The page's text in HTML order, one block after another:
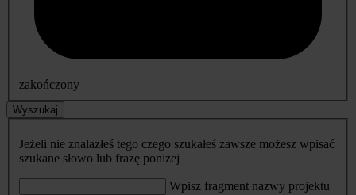
zakończony
Wyszukaj
Jeżeli nie znalazłeś tego czego szukałeś zawsze możesz wpisać
szukane słowo lub frazę poniżej
Wpisz fragment nazwy projektu